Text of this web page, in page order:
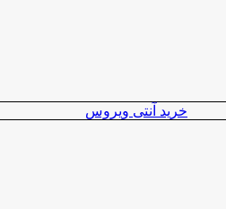
خرید آنتی ویروس